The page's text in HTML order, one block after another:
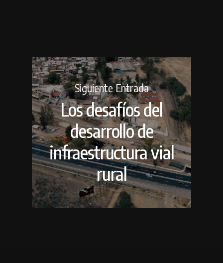
Siguiente Entrada
Los desafíos del
desarrollo de
infraestructura vial
rural